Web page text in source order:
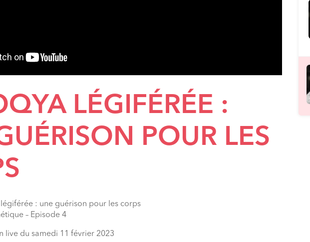
LÉGIFÉRÉE :
POUR LES
légiférée : une guérison pour les corps
– Episode 4
live du samedi 11 février 2023